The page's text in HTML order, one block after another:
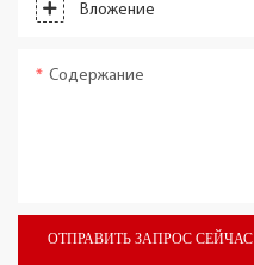
Вложение
Содержание
ОТПРАВИТЬ ЗАПРОС СЕЙЧАС